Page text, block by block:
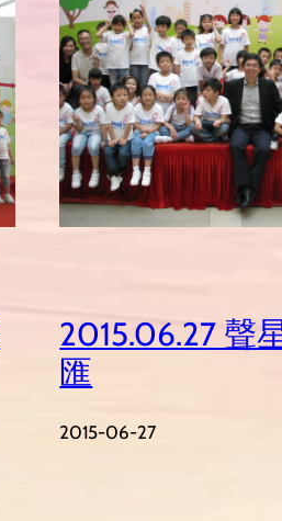
2015.06.27 聲
匯
2015-06-27